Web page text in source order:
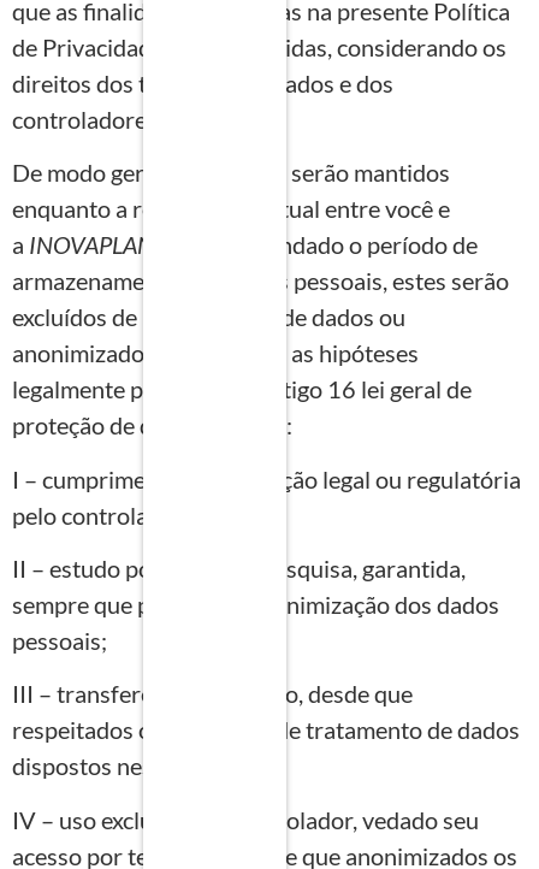
que as finalidades elencadas na presente Política
de Privacidade sejam atingidas, considerando os
direitos dos titulares dos dados e dos
controladores.
De modo geral, seus dados serão mantidos
enquanto a relação contratual entre você e
a INOVAPLAN
perdurar. Findado o período de
armazenamento dos dados pessoais, estes serão
excluídos de nossas bases de dados ou
anonimizados, ressalvadas as hipóteses
legalmente previstas no artigo 16 lei geral de
proteção de dados, a saber:
I – cumprimento de obrigação legal ou regulatória
pelo controlador;
II – estudo por órgão de pesquisa, garantida,
sempre que possível, a anonimização dos dados
pessoais;
III – transferência a terceiro, desde que
respeitados os requisitos de tratamento de dados
dispostos nesta Lei; ou
IV – uso exclusivo do controlador, vedado seu
acesso por terceiro, e desde que anonimizados os